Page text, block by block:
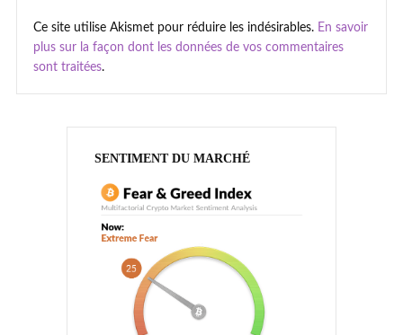
Ce site utilise Akismet pour réduire les indésirables. En savoir
plus sur la façon dont les données de vos commentaires
sont traitées.
SENTIMENT DU MARCHÉ